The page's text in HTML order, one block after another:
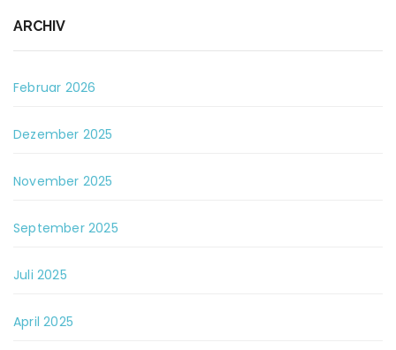
ARCHIV
Februar 2026
Dezember 2025
November 2025
September 2025
Juli 2025
April 2025